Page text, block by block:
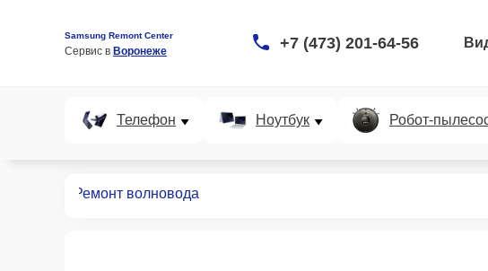
Samsung Remont Center
Сервис в Воронеже +7 (473) 201-64-56
Телефон Ноутбук Робот-
Ремонт волновода